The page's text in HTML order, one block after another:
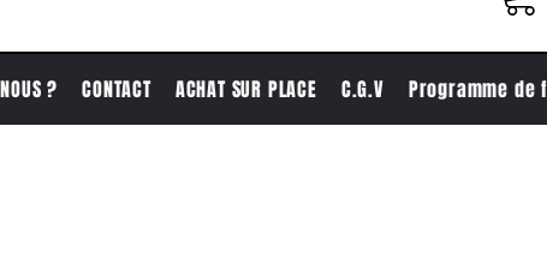
? CONTACT ACHAT SUR PLACE C.G.V Programme de